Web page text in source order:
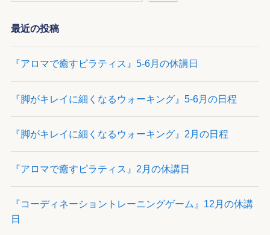
最近の投稿
『アロマで癒すピラティス』5-6月の休講日
『脚がキレイに細くなるウォーキング』5-6月の日程
『脚がキレイに細くなるウォーキング』2月の日程
『アロマで癒すピラティス』2月の休講日
『コーディネーショントレーニングゲーム』12月の休講
日